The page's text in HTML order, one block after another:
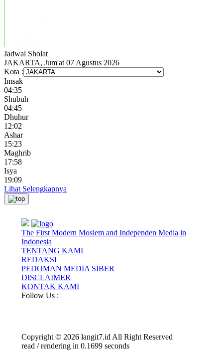
Jadwal Sholat
JAKARTA, Jum'at 07 Agustus 2026
Kota :
Imsak
04:35
Shubuh
04:45
Dhuhur
12:02
Ashar
15:23
Maghrib
17:58
Isya
19:09
Lihat Selengkapnya
The First Modern Moslem and Independen Media in
Indonesia
TENTANG KAMI
REDAKSI
PEDOMAN MEDIA SIBER
DISCLAIMER
KONTAK KAMI
Follow Us :
Copyright © 2026 langit7.id All Right Reserved
read / rendering in 0.1699 seconds